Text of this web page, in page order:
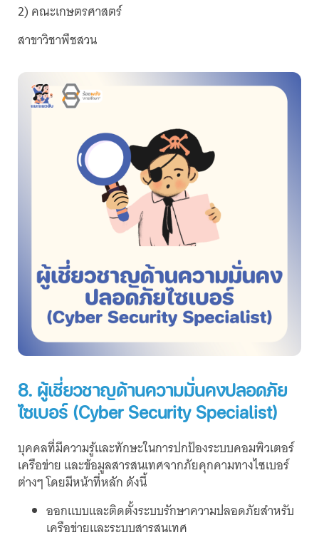
2) คณะเกษตรศาสตร์
สาขาวิชาพืชสวน
8. ผู้เชี่ยวชาญด้านความมั่นคงปลอดภัย
ไซเบอร์ (Cyber Security Specialist)
บุคคลที่มีความรู้และทักษะในการปกป้องระบบคอมพิวเตอร์
เครือข่าย และข้อมูลสารสนเทศจากภัยคุกคามทางไซเบอร์
ต่างๆ โดยมีหน้าที่หลัก ดังนี้
ออกแบบและติดตั้งระบบรักษาความปลอดภัยสำหรับ
เครือข่ายและระบบสารสนเทศ